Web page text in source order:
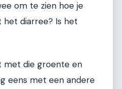
om te zien hoe je
het diarree? Is het
met die groente en
eens met een andere